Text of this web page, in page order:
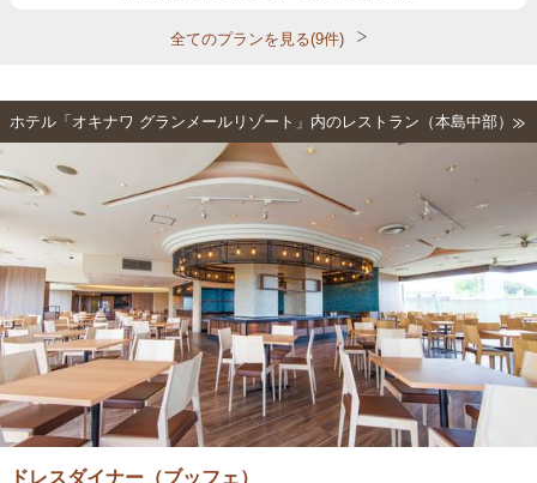
全てのプランを見る(9件)
ホテル「オキナワ グランメールリゾート」内のレストラン（本島中部）
ドレスダイナー（ブッフェ）